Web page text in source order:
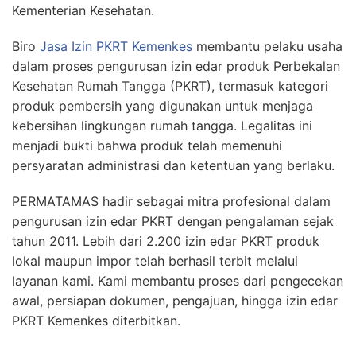
Kementerian Kesehatan.
Biro Jasa Izin PKRT Kemenkes membantu pelaku usaha
dalam proses pengurusan izin edar produk Perbekalan
Kesehatan Rumah Tangga (PKRT), termasuk kategori
produk pembersih yang digunakan untuk menjaga
kebersihan lingkungan rumah tangga. Legalitas ini
menjadi bukti bahwa produk telah memenuhi
persyaratan administrasi dan ketentuan yang berlaku.
PERMATAMAS hadir sebagai mitra profesional dalam
pengurusan izin edar PKRT dengan pengalaman sejak
tahun 2011. Lebih dari 2.200 izin edar PKRT produk
lokal maupun impor telah berhasil terbit melalui
layanan kami. Kami membantu proses dari pengecekan
awal, persiapan dokumen, pengajuan, hingga izin edar
PKRT Kemenkes diterbitkan.